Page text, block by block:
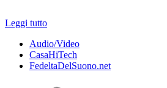
Leggi tutto
Audio/Video
CasaHiTech
FedeltaDelSuono.net